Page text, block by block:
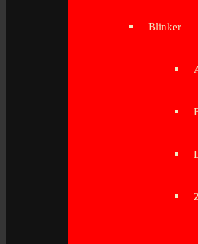
Blinker